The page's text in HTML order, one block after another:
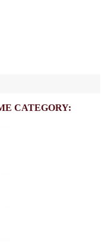
CATEGORY: